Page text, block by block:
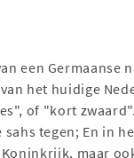
een Germaanse
het huidige
of "kort
tegen; En in
maar